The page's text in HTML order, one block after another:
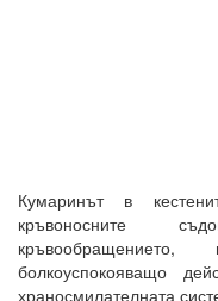
Кумаринът в
кръвоносните
болкоуспокояващо
храносмилателната